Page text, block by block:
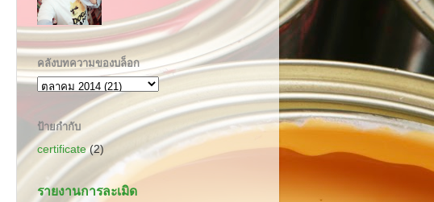
คลังบทความของบล็อก
ป้ายกำกับ
certificate (2)
รายงานการละเมิด